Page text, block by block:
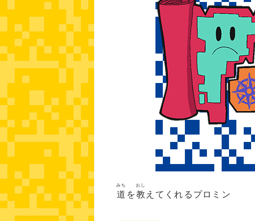
道
みち
を教
おし
えてくれるプロミン